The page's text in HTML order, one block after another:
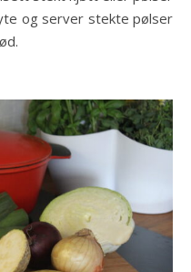
og server stekte pølser